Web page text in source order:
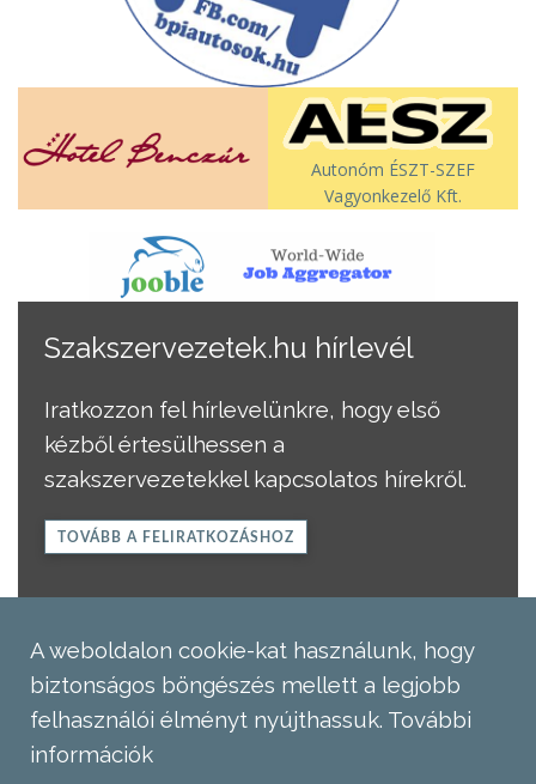
Autonóm ÉSZT-SZEF
Vagyonkezelő Kft.
Szakszervezetek.hu hírlevél
Iratkozzon fel hírlevelünkre, hogy első
kézből értesülhessen a
szakszervezetekkel kapcsolatos hírekről.
TOVÁBB A FELIRATKOZÁSHOZ
A weboldalon cookie-kat használunk, hogy
biztonságos böngészés mellett a legjobb
felhasználói élményt nyújthassuk. További
információk